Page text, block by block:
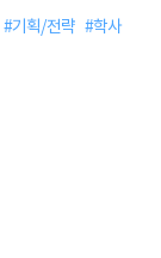
#기획/전략 #학사